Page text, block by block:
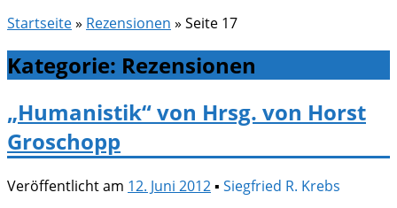
Startseite» Rezensionen » Seite 17
Kategorie: Rezensionen
„Humanistik“ von Hrsg. von Horst
Groschopp
Veröffentlicht am 12. Juni 2012▪ Siegfried R. Krebs